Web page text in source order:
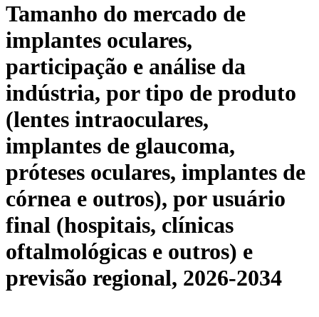
Tamanho do mercado de
implantes oculares,
participação e análise da
indústria, por tipo de produto
(lentes intraoculares,
implantes de glaucoma,
próteses oculares, implantes de
córnea e outros), por usuário
final (hospitais, clínicas
oftalmológicas e outros) e
previsão regional, 2026-2034